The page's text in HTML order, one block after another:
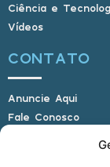
Ciência e
Vídeos
CONTATO
Anuncie Aqui
Fale Conosco